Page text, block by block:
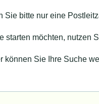
Sie bitte nur eine
starten möchten, nutzen
können Sie Ihre Suche